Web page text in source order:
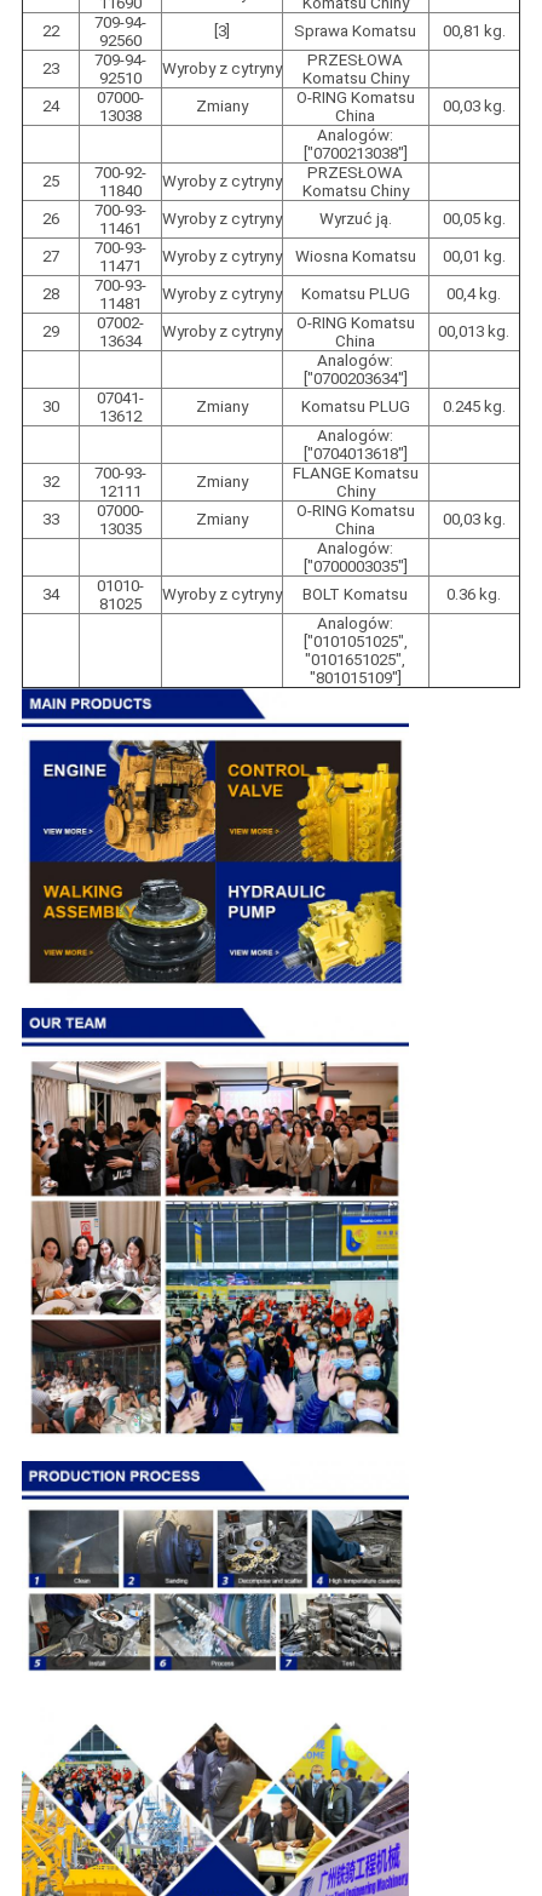
22
709-94-
92560
[3] Sprawa Komatsu 00,81 kg.
23
709-94-
92510
Wyroby z cytryny
PRZESŁOWA
Komatsu Chiny
24
07000-
13038
Zmiany
O-RING Komatsu
China
00,03 kg.
Analogów:
["0700213038"]
25
700-92-
11840
Wyroby z cytryny
PRZESŁOWA
Komatsu Chiny
26
700-93-
11461
Wyroby z cytryny Wyrzuć ją. 00,05 kg.
27
700-93-
11471
Wyroby z cytryny Wiosna Komatsu 00,01 kg.
28
700-93-
11481
Wyroby z cytryny Komatsu PLUG 00,4 kg.
29
07002-
13634
Wyroby z cytryny
O-RING Komatsu
China
00,013 kg.
Analogów:
["0700203634"]
30
07041-
13612
Zmiany Komatsu PLUG
0.245 kg.
Analogów:
["0704013618"]
32
700-93-
12111
Zmiany
FLANGE Komatsu
Chiny
33
07000-
13035
Zmiany
O-RING Komatsu
China
00,03 kg.
Analogów:
["0700003035"]
34
01010-
81025
Wyroby z cytryny BOLT Komatsu
0.36 kg.
Analogów:
["0101051025",
"0101651025",
"801015109"]